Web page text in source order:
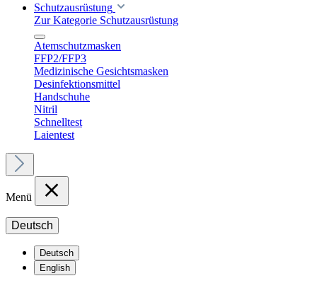
Schutzausrüstung
Zur Kategorie Schutzausrüstung
Atemschutzmasken
FFP2/FFP3
Medizinische Gesichtsmasken
Desinfektionsmittel
Handschuhe
Nitril
Schnelltest
Laientest
Menü
Deutsch
Deutsch
English